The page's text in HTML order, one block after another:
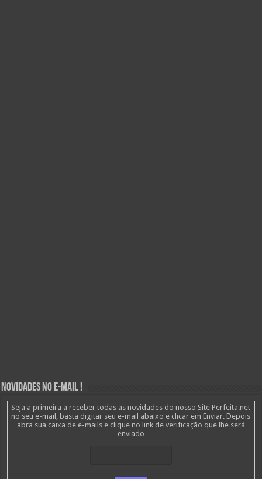
Novidades no E-mail !
Seja a primeira a receber todas as novidades do nosso Site Perfeita.net
no seu e-mail, basta digitar seu e-mail abaixo e clicar em Enviar. Depois
abra sua caixa de e-mails e clique no link de verificação que lhe será
enviado